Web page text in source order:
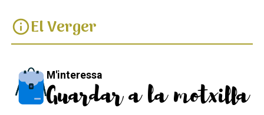
infoEl Verger
M'interessa
Guardar a la motxilla